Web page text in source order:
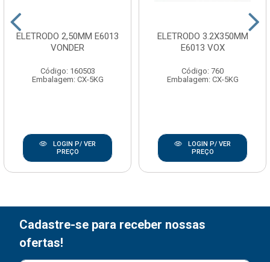
ELETRODO 2,50MM E6013
VONDER
Código: 160503
Embalagem: CX-5KG
LOGIN P/ VER
PREÇO
ELETRODO 3.2X350MM
E6013 VOX
Código: 760
Embalagem: CX-5KG
LOGIN P/ VER
PREÇO
Cadastre-se para receber nossas
ofertas!